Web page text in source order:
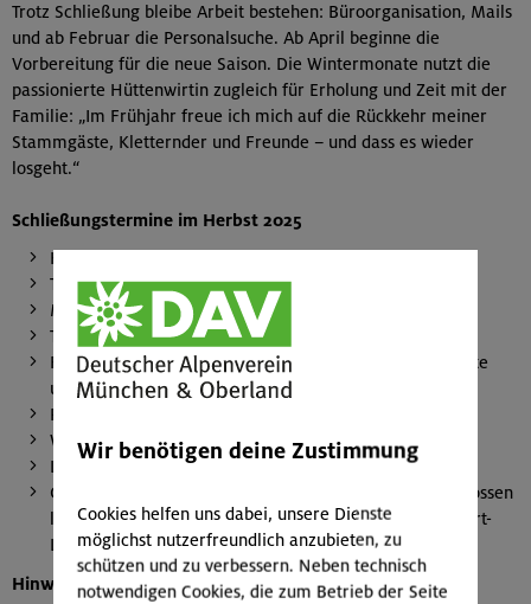
Trotz Schließung bleibe Arbeit bestehen: Büroorganisation, Mails
und ab Februar die Personalsuche. Ab April beginne die
Vorbereitung für die neue Saison. Die Wintermonate nutzt die
passionierte Hüttenwirtin zugleich für Erholung und Zeit mit der
Familie: „Im Frühjahr freue ich mich auf die Rückkehr meiner
Stammgäste, Kletternder und Freunde – und dass es wieder
losgeht.“
Schließungstermine im Herbst 2025
Heinrich-Schwaiger-Haus: 17. September
Taschachhaus: 20. September
Münchner Haus: 27. September
Taubensteinhaus: 30. September
Falkenhütte, Höllentalangerhütte, Knorrhütte, Stüdlhütte
und Johannishütte: 05.Oktober
Reintalangerhütte: 9. Oktober
Watzmannhaus: 11. Oktober
Lamsenjochhütte: 12. Oktober
Ganzjährig geöffnet bleiben die Oberlandhütte (geschlossen
lediglich vom 2. November bis 14. Dezember), die Albert-
Link-Hütte und die Schönfeldhütte.
Hinweise zu Winterräumen
Wir benötigen deine Zustimmung
Cookies helfen uns dabei, unsere Dienste
möglichst nutzerfreundlich anzubieten, zu
schützen und zu verbessern. Neben technisch
notwendigen Cookies, die zum Betrieb der Seite